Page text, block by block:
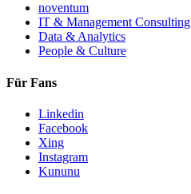
noventum
IT & Management Consulting
Data & Analytics
People & Culture
Für Fans
Linkedin
Facebook
Xing
Instagram
Kununu